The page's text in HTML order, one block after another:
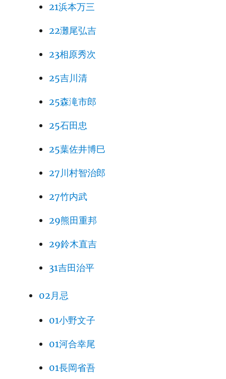
21浜本万三
22灘尾弘吉
23相原秀次
25吉川清
25森滝市郎
25石田忠
25葉佐井博巳
27川村智治郎
27竹内武
29熊田重邦
29鈴木直吉
31吉田治平
02月忌
01小野文子
01河合幸尾
01長岡省吾